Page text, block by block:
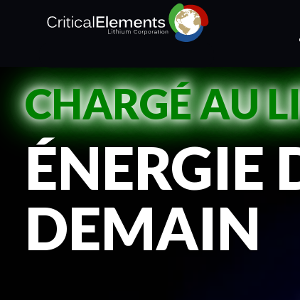
CHARGÉ AU
ÉNERGIE
DEMAIN